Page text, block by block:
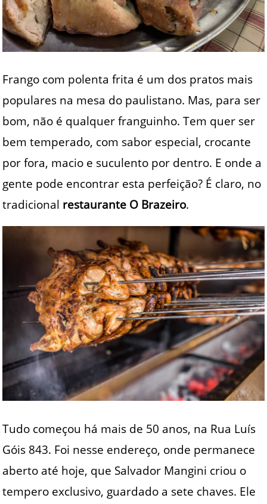
Frango com polenta frita é um dos pratos mais
populares na mesa do paulistano. Mas, para ser
bom, não é qualquer franguinho. Tem quer ser
bem temperado, com sabor especial, crocante
por fora, macio e suculento por dentro. E onde a
gente pode encontrar esta perfeição? É claro, no
tradicional restaurante O Brazeiro.
Tudo começou há mais de 50 anos, na Rua Luís
Góis 843. Foi nesse endereço, onde permanece
aberto até hoje, que Salvador Mangini criou o
tempero exclusivo, guardado a sete chaves. Ele